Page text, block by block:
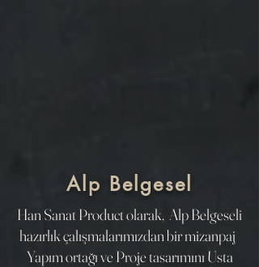
Alp Belgesel
Han Sanat Product olarak, Alp Belgeseli
hazırlık çalışmalarımızdan bir mizanpaj
Yapım ortağı ve Proje tasarımını Usta